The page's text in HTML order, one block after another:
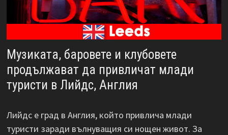
Музиката, баровете и клубовете
продължават да привличат млади
туристи в Лийдс, Англия
Лийдс е град в Англия, който привлича млади
туристи заради вълнуващия си нощен живот. За